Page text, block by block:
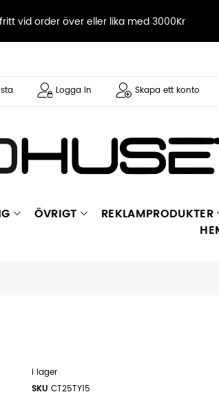
vid order över eller lika med 3000Kr
Logga in Skapa ett konto
ÖVRIGT REKLAMPRODUKTER
I lager
SKU CT25TY15